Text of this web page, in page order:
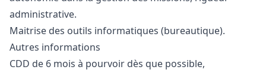
administrative.
Maitrise des outils informatiques (bureautique).
Autres informations
CDD de 6 mois à pourvoir dès que possible,